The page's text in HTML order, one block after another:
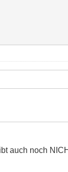
auch noch